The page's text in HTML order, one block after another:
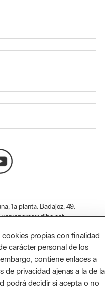
1a planta. Badajoz, 49.
propias con finalidad
carácter personal de los
contiene enlaces a
de privacidad ajenas a la de la
podrá decidir si acepta o no